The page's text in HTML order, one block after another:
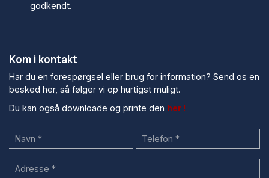
godkendt.
Kom i kontakt
Har du en forespørgsel eller brug for information? Send os en
besked her, så følger vi op hurtigst muligt.
Du kan også downloade og printe den her !
Adresse
Adresse